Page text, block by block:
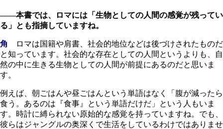
――本書では、ロマには「生物としての人間の感覚が残ってい
る」とも指摘していますね。
角
ロマは国籍や肩書、社会的地位などは後づけされたものだ
と知っています。社会的な存在としての人間というよりも、自
然の中に生きる生物としての人間が前提にあるのだと思いま
す。
例えば、朝ごはんや昼ごはんという単語はなく「腹が減ったら
食う。あるのは『食事』という単語だけだ」という人もいま
す。時計に縛られない原始的な感覚を持っていますね。でも、
彼らはジャングルの奥深くで生活をしているわけではありませ